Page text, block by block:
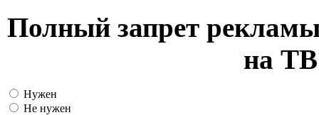
Полный запрет
на ТВ
Нужен
Не нужен